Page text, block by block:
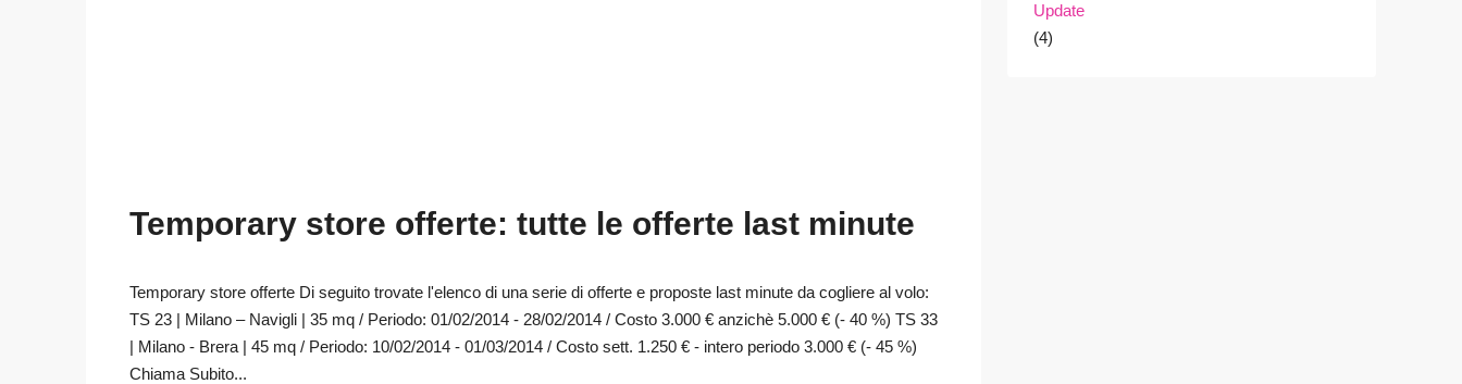
Temporary store offerte: tutte le offerte last minute
Temporary store offerte Di seguito trovate l'elenco di una serie di offerte e proposte last minute da cogliere al volo:
TS 23 | Milano – Navigli | 35 mq / Periodo: 01/02/2014 - 28/02/2014 / Costo 3.000 € anzichè 5.000 € (- 40 %) TS 33
| Milano - Brera | 45 mq / Periodo: 10/02/2014 - 01/03/2014 / Costo sett. 1.250 € - intero periodo 3.000 € (- 45 %)
Chiama Subito...
Update
(4)